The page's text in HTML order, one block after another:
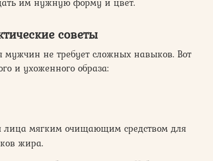
советы
мужчин не требует сложных навыков. Вот
и ухоженного образа:
лица мягким очищающим средством для
жира.